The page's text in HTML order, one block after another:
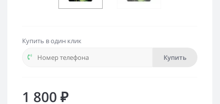
Купить в один клик
Купить
1 800 ₽